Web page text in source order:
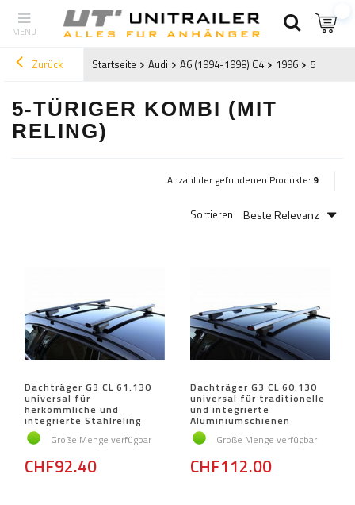
Zurück Startseite Audi A6 (1994-1998) C4 1996 5-türiger
5-TÜRIGER KOMBI (MIT
RELING)
Anzahl der gefundenen Produkte: 9
Sortieren Beste Relevanz
Dachträger G3 CL 61.130
universal für
herkömmliche und
integrierte Stahlreling
Große Menge verfügbar
CHF92.40
Dachträger G3 CL 60.130
universal für traditionelle
und integrierte
Aluminiumschienen
Große Menge verfügbar
CHF112.00